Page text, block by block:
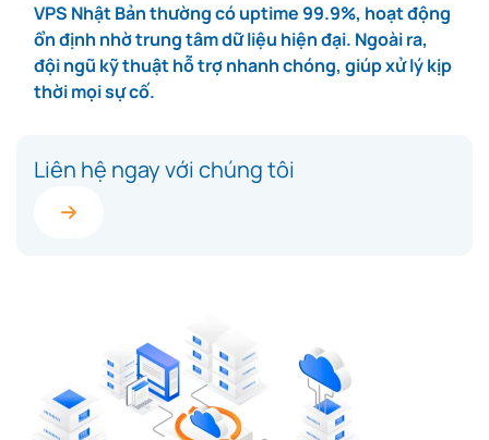
VPS Nhật Bản thường có uptime 99.9%, hoạt động
ổn định nhờ trung tâm dữ liệu hiện đại. Ngoài ra,
đội ngũ kỹ thuật hỗ trợ nhanh chóng, giúp xử lý kịp
thời mọi sự cố.
Liên hệ ngay với chúng tôi